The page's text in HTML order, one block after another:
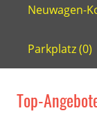
Neuwagen-
Parkplatz (0)
Top-